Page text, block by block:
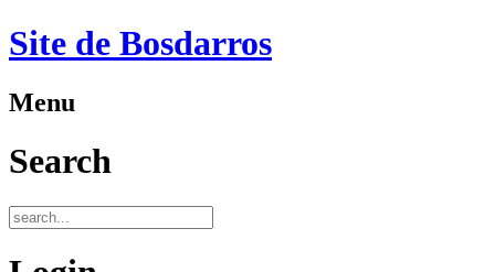
Site de Bosdarros
Menu
Search